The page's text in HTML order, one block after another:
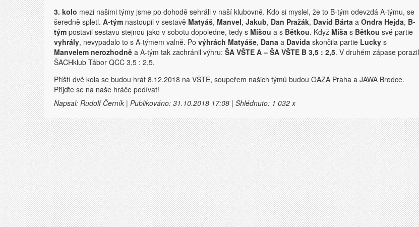
3. kolo mezi našimi týmy jsme po dohodě sehráli v naší klubovně. Kdo si myslel, že to B-tým odevzdá A-týmu, se
šeredně spletl. A-tým nastoupil v sestavě Matyáš, Manvel, Jakub, Dan Pražák, David Bárta a Ondra Hejda, B-
tým postavil sestavu stejnou jako v sobotu dopoledne, tedy s Míšou a s Bětkou. Když Míša s Bětkou své partie
vyhrály, nevypadalo to s A-týmem valně. Po výhrách Matyáše, Dana a Davida skončila partie Lucky s
Manvelem nerozhodně a A-tým tak zachránil výhru: ŠA VŠTE A – ŠA VŠTE B 3,5 : 2,5. V druhém zápase porazil
ŠACHklub Tábor QCC 3,5 : 2,5.
Příští dvě kola se budou hrát 8.12.2018 na VŠTE, soupeřem našich týmů budou OAZA Praha a JAWA Brodce.
Přijďte se na naše hráče podívat!
Napsal: Rudolf Černík | Publikováno: 31.10.2018 17:08 | Shlédnuto: 1 032 x